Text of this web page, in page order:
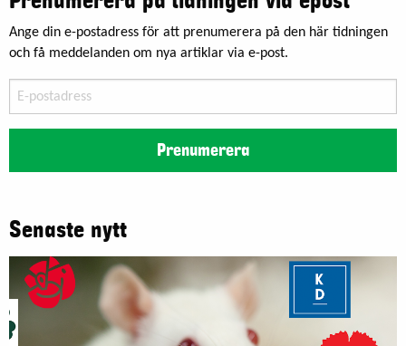
Ange din e-postadress för att prenumerera på den här tidningen
och få meddelanden om nya artiklar via e-post.
postadress
Prenumerera
Senaste nytt